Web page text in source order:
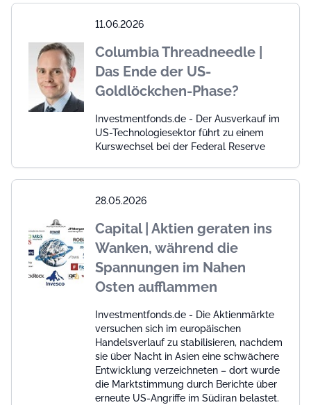
11.06.2026
Columbia Threadneedle |
Das Ende der US-
Goldlöckchen-Phase?
Investmentfonds.de - Der Ausverkauf im
US-Technologiesektor führt zu einem
Kurswechsel bei der Federal Reserve
28.05.2026
Capital | Aktien geraten ins
Wanken, während die
Spannungen im Nahen
Osten aufflammen
Investmentfonds.de - Die Aktienmärkte
versuchen sich im europäischen
Handelsverlauf zu stabilisieren, nachdem
sie über Nacht in Asien eine schwächere
Entwicklung verzeichneten – dort wurde
die Marktstimmung durch Berichte über
erneute US-Angriffe im Südiran belastet.